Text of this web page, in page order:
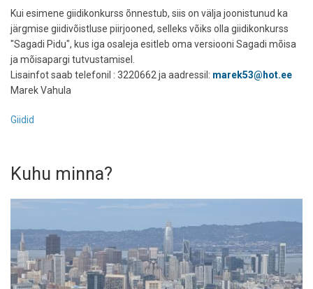
Kui esimene giidikonkurss õnnestub, siis on välja joonistunud ka
järgmise giidivõistluse piirjooned, selleks võiks olla giidikonkurss
"Sagadi Pidu", kus iga osaleja esitleb oma versiooni Sagadi mõisa
ja mõisapargi tutvustamisel.
Lisainfot saab telefonil : 3220662 ja aadressil: marek53@hot.ee
Marek Vahula
Giidid
Kuhu minna?